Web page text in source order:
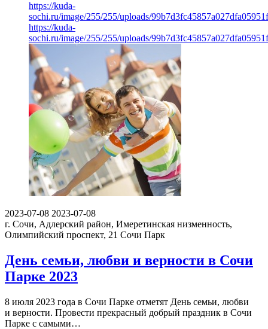
https://kuda-
sochi.ru/image/255/255/uploads/
https://kuda-
sochi.ru/image/255/255/uploads/
2023-07-08 2023-07-08
г. Сочи, Адлерский район, Имеретинская низменность,
Олимпийский проспект, 21 Сочи Парк
День семьи, любви и верности в Сочи
Парке 2023
8 июля 2023 года в Сочи Парке отметят День семьи, любви
и верности. Провести прекрасный добрый праздник в Сочи
Парке с самыми…